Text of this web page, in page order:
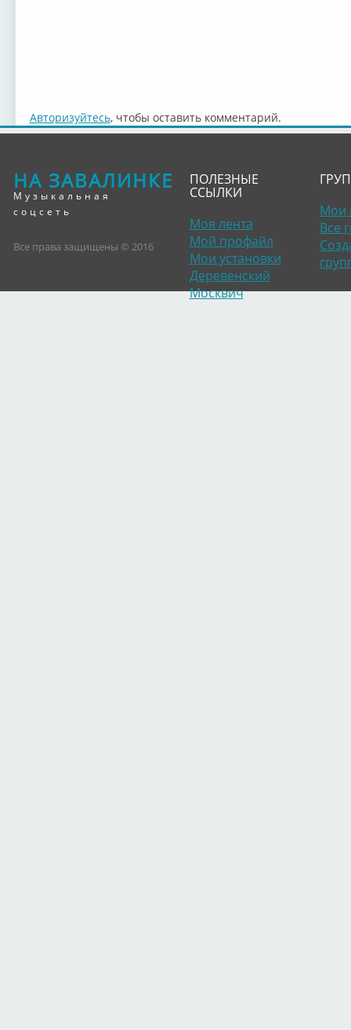
Авторизуйтесь, чтобы оставить комментарий.
НА ЗАВАЛИНКЕ
Музыкальная
соцсеть
Все права защищены © 2016
ПОЛЕЗНЫЕ
ССЫЛКИ
Моя лента
Мой профайл
Мои установки
Деревенский
Москвич
Мои
Все